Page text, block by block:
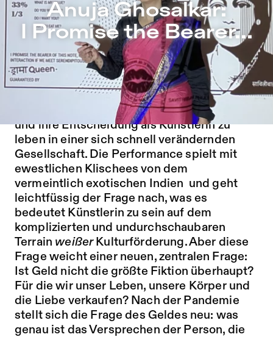
Zu Programm springen
Zu Aktuelles springen
Zu Seiten springen
Anuja Ghosalkar: I Promise the Bearer... – Sophiensæle
Anuja Ghosalkar:
I Promise the Bearer...
Die Solo-Performance beschreibt einen
gewöhnlichen Tag im Leben einer Künstlerin
in Indien: ihre Träume, Wünsche, Kämpfe
und ihre Entscheidung als Künstlerin zu
leben in einer sich schnell verändernden
Gesellschaft. Die Performance spielt mit
ewestlichen Klischees von dem
vermeintlich exotischen Indien und geht
leichtfüssig der Frage nach, was es
bedeutet Künstlerin zu sein auf dem
komplizierten und undurchschaubaren
Terrain weißerKulturförderung. Aber diese
Frage weicht einer neuen, zentralen Frage:
Ist Geld nicht die größte Fiktion überhaupt?
Für die wir unser Leben, unsere Körper und
die Liebe verkaufen? Nach der Pandemie
stellt sich die Frage des Geldes neu: was
genau ist das Versprechen der Person, die